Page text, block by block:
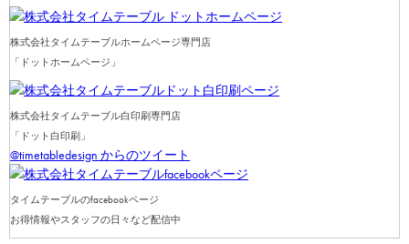
株式会社タイムテーブルホームページ専門店
「ドットホームページ」
株式会社タイムテーブル白印刷専門店
「ドット白印刷」
@timetabledesign からのツイート
タイムテーブルのfacebookページ
お得情報やスタッフの日々など配信中